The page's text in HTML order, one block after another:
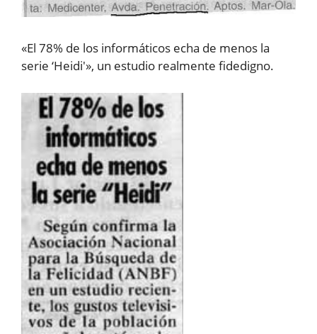
«El 78% de los informáticos echa de menos la
serie ‘Heidi'», un estudio realmente fidedigno.